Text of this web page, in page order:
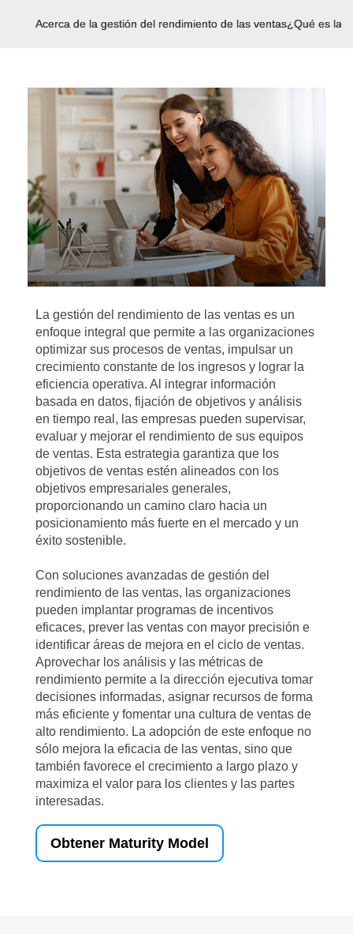
Acerca de la gestión del rendimiento de las ventas¿Qué es la
La gestión del rendimiento de las ventas es un
enfoque integral que permite a las organizaciones
optimizar sus procesos de ventas, impulsar un
crecimiento constante de los ingresos y lograr la
eficiencia operativa. Al integrar información
basada en datos, fijación de objetivos y análisis
en tiempo real, las empresas pueden supervisar,
evaluar y mejorar el rendimiento de sus equipos
de ventas. Esta estrategia garantiza que los
objetivos de ventas estén alineados con los
objetivos empresariales generales,
proporcionando un camino claro hacia un
posicionamiento más fuerte en el mercado y un
éxito sostenible.
Con soluciones avanzadas de gestión del
rendimiento de las ventas, las organizaciones
pueden implantar programas de incentivos
eficaces, prever las ventas con mayor precisión e
identificar áreas de mejora en el ciclo de ventas.
Aprovechar los análisis y las métricas de
rendimiento permite a la dirección ejecutiva tomar
decisiones informadas, asignar recursos de forma
más eficiente y fomentar una cultura de ventas de
alto rendimiento. La adopción de este enfoque no
sólo mejora la eficacia de las ventas, sino que
también favorece el crecimiento a largo plazo y
maximiza el valor para los clientes y las partes
interesadas.
Obtener Maturity Model